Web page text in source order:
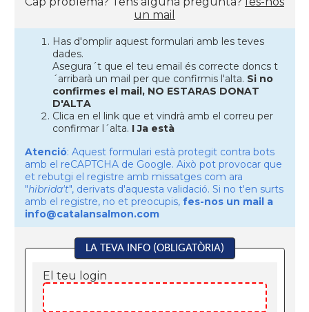
un mail
Has d'omplir aquest formulari amb les teves
dades.
Asegura´t que el teu email és correcte doncs t
´arribarà un mail per que confirmis l'alta. Si no
confirmes el mail, NO ESTARAS DONAT
D'ALTA
Clica en el link que et vindrà amb el correu per
confirmar l´alta. I Ja està
Atenció: Aquest formulari està protegit contra bots
amb el reCAPTCHA de Google. Això pot provocar que
et rebutgi el registre amb missatges com ara
"hibrida't", derivats d'aquesta validació. Si no t'en surts
amb el registre, no et preocupis, fes-nos un mail a
info@catalansalmon.com
LA TEVA INFO (OBLIGATÒRIA)
El teu login